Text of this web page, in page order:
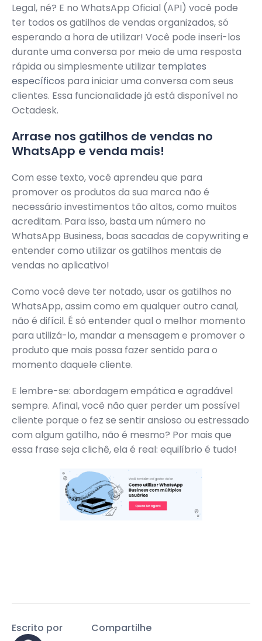
Legal, né? E no WhatsApp Oficial (API) você pode
ter todos os gatilhos de vendas organizados, só
esperando a hora de utilizar! Você pode inseri-los
durante uma conversa por meio de uma resposta
rápida ou simplesmente utilizar templates
específicos para iniciar uma conversa com seus
clientes. Essa funcionalidade já está disponível no
Octadesk.
Arrase nos gatilhos de vendas no
WhatsApp e venda mais!
Com esse texto, você aprendeu que para
promover os produtos da sua marca não é
necessário investimentos tão altos, como muitos
acreditam. Para isso, basta um número no
WhatsApp Business, boas sacadas de copywriting e
entender como utilizar os gatilhos mentais de
vendas no aplicativo!
Como você deve ter notado, usar os gatilhos no
WhatsApp, assim como em qualquer outro canal,
não é difícil. É só entender qual o melhor momento
para utilizá-lo, mandar a mensagem e promover o
produto que mais possa fazer sentido para o
momento daquele cliente.
E lembre-se: abordagem empática e agradável
sempre. Afinal, você não quer perder um possível
cliente porque o fez se sentir ansioso ou estressado
com algum gatilho, não é mesmo? Por mais que
essa frase seja clichê, ela é real: equilíbrio é tudo!
Compartilhe
Escrito por